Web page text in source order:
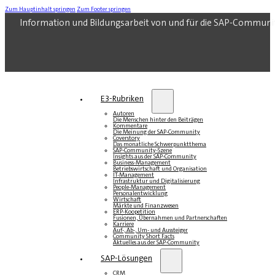
Zum Hauptinhalt springen Zum Footer springen
Information und Bildungsarbeit von und für die SAP-
E3-Rubriken
Autoren
Die Menschen hinter den Beiträgen
Kommentare
Die Meinung der SAP-Community
Coverstory
Das monatliche Schwerpunktthema
SAP-Community-Szene
Insights aus der SAP-Community
Business-Management
Betriebswirtschaft und Organisation
IT-Management
Infrastruktur und Digitalisierung
People-Management
Personalentwicklung
Wirtschaft
Märkte und Finanzwesen
ERP-Koopetition
Fusionen, Übernahmen und Partnerschaften
Karriere
Auf-, Ab-, Um- und Aussteiger
Community Short Facts
Aktuelles aus der SAP-Community
SAP-Lösungen
CRM